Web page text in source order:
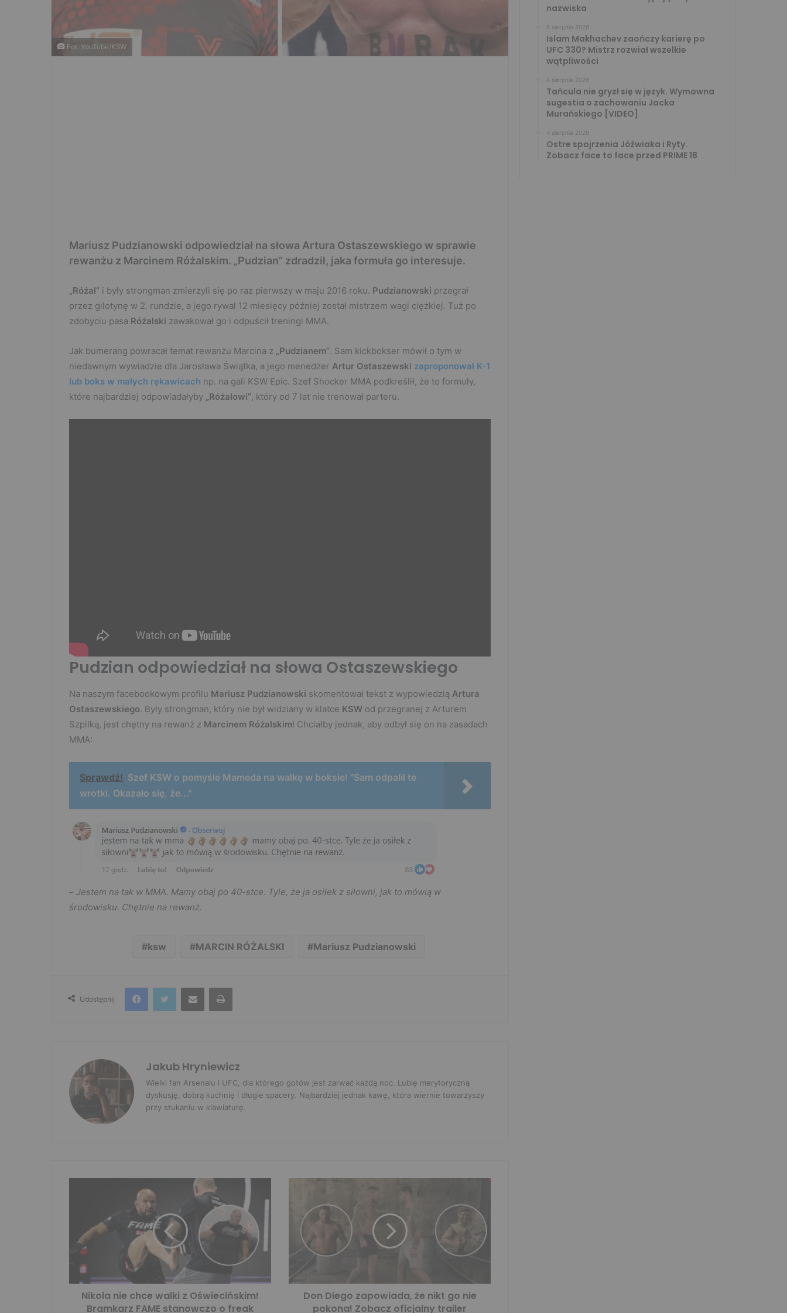
Fot. YouTube/KSW
Mariusz Pudzianowski odpowiedział na słowa Artura Ostaszewskiego w sprawie
rewanżu z Marcinem Różalskim. „Pudzian” zdradził, jaka formuła go interesuje.
„Różal” i były strongman zmierzyli się po raz pierwszy w maju 2016 roku. Pudzianowski przegrał
przez gilotynę w 2. rundzie, a jego rywal 12 miesięcy później został mistrzem wagi ciężkiej. Tuż po
zdobyciu pasa Różalski zawakował go i odpuścił treningi MMA.
Jak bumerang powracał temat rewanżu Marcina z „Pudzianem”. Sam kickbokser mówił o tym w
niedawnym wywiadzie dla Jarosława Świątka, a jego menedżer Artur Ostaszewski zaproponował K-1
lub boks w małych rękawicach np. na gali KSW Epic. Szef Shocker MMA podkreślił, że to formuły,
które najbardziej odpowiadałyby „Różalowi”, który od 7 lat nie trenował parteru.
Pudzian odpowiedział na słowa Ostaszewskiego
Na naszym facebookowym profilu Mariusz Pudzianowski skomentował tekst z wypowiedzią Artura
Ostaszewskiego. Były strongman, który nie był widziany w klatce KSW od przegranej z Arturem
Szpilką, jest chętny na rewanż z Marcinem Różalskim! Chciałby jednak, aby odbył się on na zasadach
MMA:
Sprawdź! Szef KSW o pomyśle Mameda na walkę w boksie! "Sam odpalił te
wrotki. Okazało się, że..."
– Jestem na tak w MMA. Mamy obaj po 40-stce. Tyle, że ja osiłek z siłowni, jak to mówią w
środowisku. Chętnie na rewanż.
ksw MARCIN RÓŻALSKI Mariusz Pudzianowski
Udostępnij
FacebookTwitter Udostępnij przez e-mail Drukuj
Jakub Hryniewicz
Wielki fan Arsenalu i UFC, dla którego gotów jest zarwać każdą noc. Lubię merytoryczną
dyskusję, dobrą kuchnię i długie spacery. Najbardziej jednak kawę, która wiernie towarzyszy
przy stukaniu w klawiaturę.
Nikola nie chce walki z Oświecińskim!
Bramkarz FAME stanowczo o freak
Don Diego zapowiada, że nikt go nie
pokona! Zobacz oficjalny trailer
nazwiska
5 sierpnia 2026
Islam Makhachev zaończy karierę po
UFC 330? Mistrz rozwiał wszelkie
wątpliwości
4 sierpnia 2026
Tańcula nie gryzł się w język. Wymowna
sugestia o zachowaniu Jacka
Murańskiego [VIDEO]
4 sierpnia 2026
Ostre spojrzenia Jóźwiaka i Ryty.
Zobacz face to face przed PRIME 18